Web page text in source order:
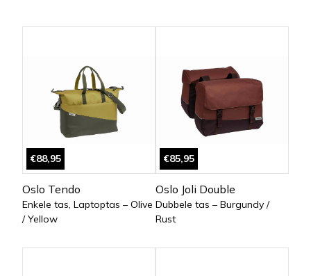
€88,95
Oslo Tendo
Enkele tas, Laptoptas – Olive
/ Yellow
€85,95
Oslo Joli Double
Dubbele tas – Burgundy /
Rust